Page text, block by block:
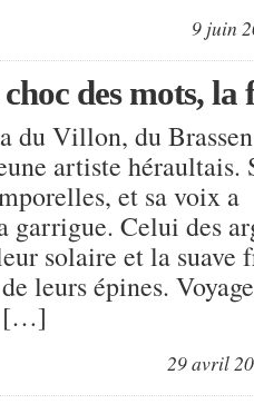
9 juin
des mots, la
du Villon, du
artiste héraultais.
et sa voix
garrigue. Celui des
solaire et la suave
leurs épines.
[…]
29 avril